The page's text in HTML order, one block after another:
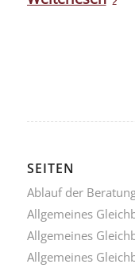
SEITEN
Ablauf der
Allgemeines
Allgemeines
Allgemeines